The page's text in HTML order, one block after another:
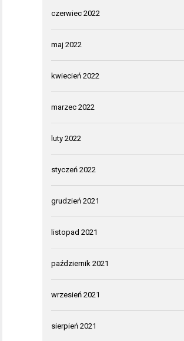
czerwiec 2022
maj 2022
kwiecień 2022
marzec 2022
luty 2022
styczeń 2022
grudzień 2021
listopad 2021
październik 2021
wrzesień 2021
sierpień 2021